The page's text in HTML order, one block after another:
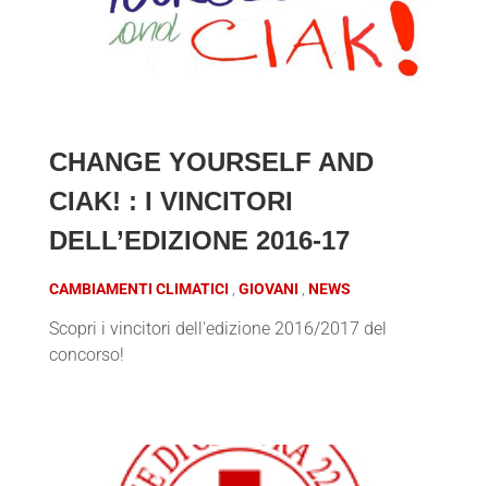
CHANGE YOURSELF AND
CIAK! : I VINCITORI
DELL’EDIZIONE 2016-17
CAMBIAMENTI CLIMATICI GIOVANI NEWS
Scopri i vincitori dell'edizione 2016/2017 del
concorso!